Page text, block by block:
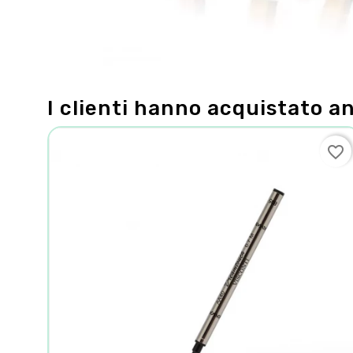
I clienti hanno acquistato
favorite_border